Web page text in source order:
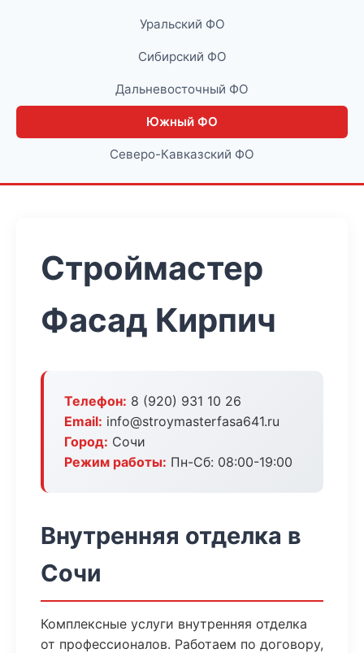
Уральский ФО
Сибирский ФО
Дальневосточный ФО
Южный ФО
Северо-Кавказский ФО
Строймастер
Фасад Кирпич
Телефон: 8 (920) 931 10 26
Email: info@stroymasterfasa641.ru
Город: Сочи
Режим работы: Пн-Сб: 08:00-19:00
Внутренняя отделка в
Сочи
Комплексные услуги внутренняя отделка
от профессионалов. Работаем по договору,